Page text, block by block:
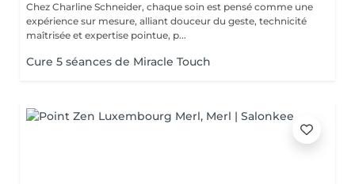
Chez Charline Schneider, chaque soin est pensé comme une
expérience sur mesure, alliant douceur du geste, technicité
maîtrisée et expertise pointue, p...
Cure 5 séances de Miracle Touch